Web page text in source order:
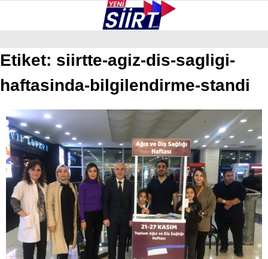
GALERİ VİDEO YAZARLAR
ERUH
BAYKAN
PERVARI
ŞIRVAN
TILLO
GÜNDEM
Etiket: siirtte-agiz-dis-sagligi-
haftasinda-bilgilendirme-standi